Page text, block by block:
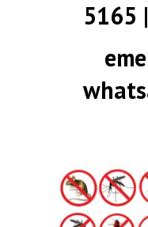
5165